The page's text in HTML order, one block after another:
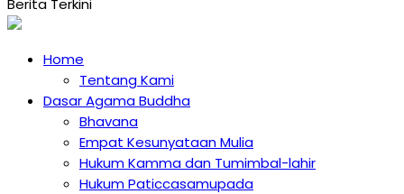
Home
Tentang Kami
Dasar Agama Buddha
Bhavana
Empat Kesunyataan Mulia
Hukum Kamma dan Tumimbal-lahir
Hukum Paticcasamupada